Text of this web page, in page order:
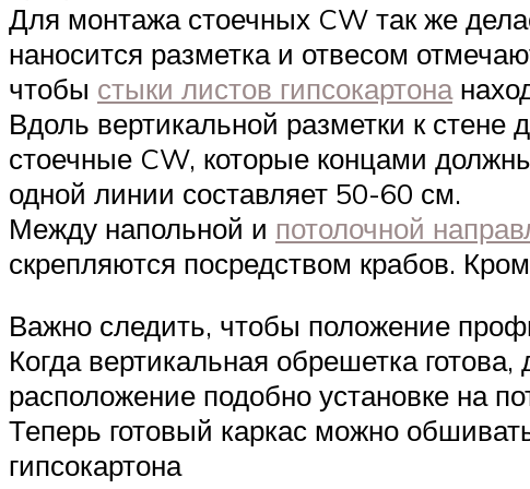
Для монтажа стоечных CW так же
наносится разметка и отвесом
чтобы стыки листов гипсокартона
Вдоль вертикальной разметки к
стоечные CW, которые концами
одной линии составляет 50-60 см.
Между напольной и потолочной
скрепляются посредством крабов.
Важно следить, чтобы положение
Когда вертикальная обрешетка
расположение подобно установке на
Теперь готовый каркас можно
гипсокартона